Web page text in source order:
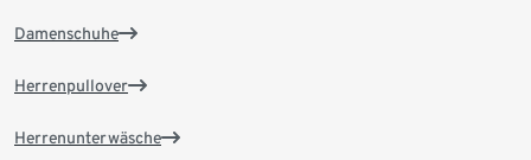
Damenschuhe
Herrenpullover
Herrenunterwäsche